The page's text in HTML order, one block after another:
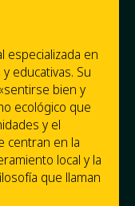
especializada en
educativas. Su
bien y
ecológico que
y el
centran en la
local y la
que llaman